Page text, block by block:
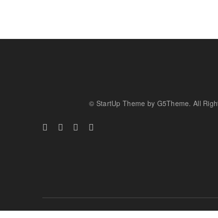
© StartUp Theme by G5Theme. All